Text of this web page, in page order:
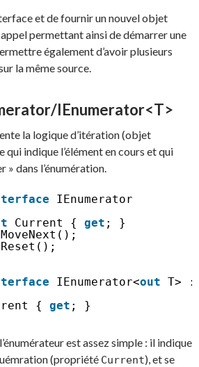
et de fournir un nouvel objet
permettant ainsi de démarrer une
également d’avoir plusieurs
la même source.
IEnumerator<T>
la logique d’itération (objet
qui indique l’élément en cours et qui
» dans l’énumération.
IEnumerator
Current { get ; }
MoveNext();
Reset();
IEnumerator<out T> :
{ get ; }
est assez simple : il indique
(propriété Current), et se